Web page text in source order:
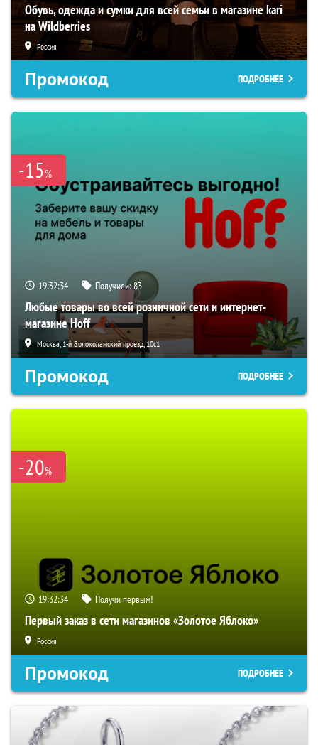
Обувь, одежда и сумки для всей семьи в магазине kari
на Wildberries
Россия
Промокод ПОДРОБНЕЕ
-15%
19:32:33 Получили:83
Любые товары во всей розничной сети и интернет-
магазине Hoff
Москва, 1-й Волоколамский проезд, 10с1
Промокод ПОДРОБНЕЕ
-20%
19:32:33 Получи первым!
Первый заказ в сети магазинов «Золотое Яблоко»
Россия
Промокод ПОДРОБНЕЕ